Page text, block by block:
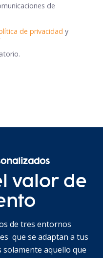
de
de privacidad y
valor de
de tres entornos
que se adaptan a tus
solamente aquello que